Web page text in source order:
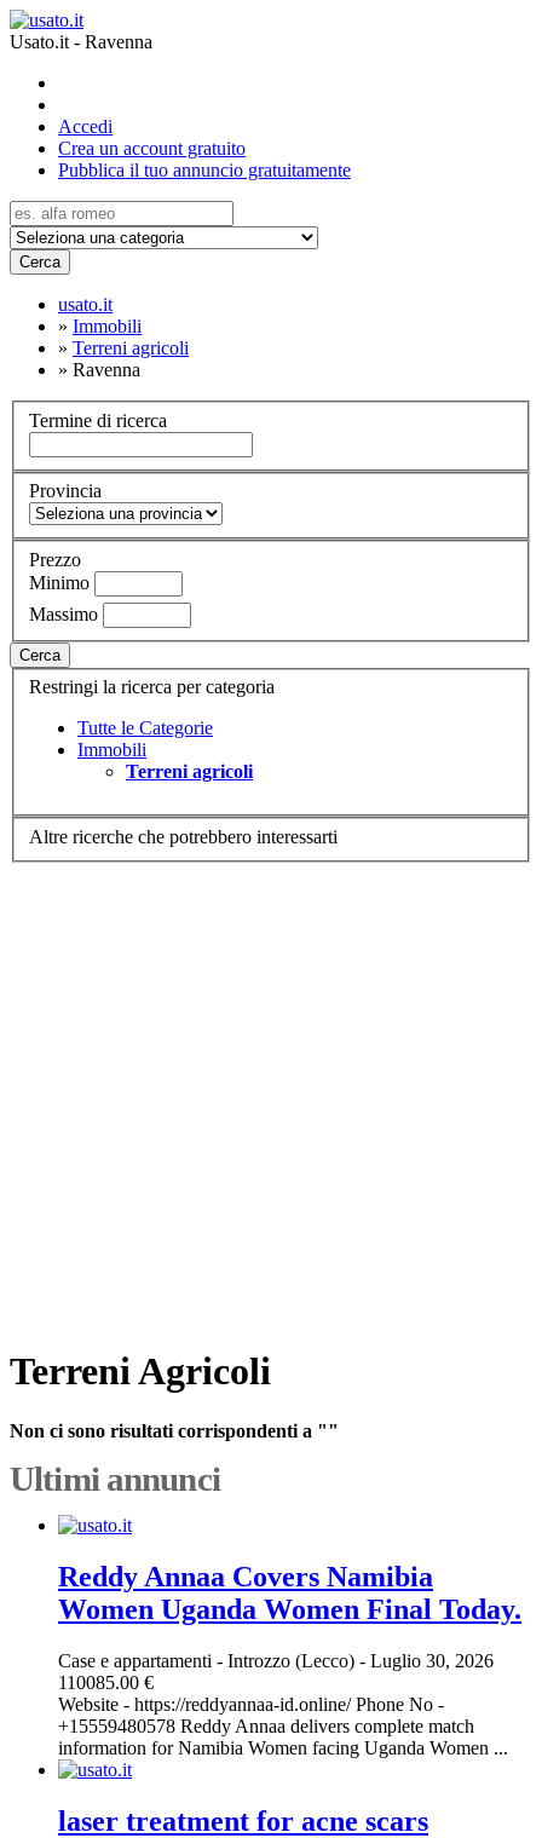
Usato.it - Ravenna
Accedi
Crea un account gratuito
Pubblica il tuo annuncio gratuitamente
Cerca
usato.it
» Immobili
» Terreni agricoli
» Ravenna
Termine di ricerca
Provincia
Prezzo
Minimo
Massimo
Cerca
Restringi la ricerca per categoria
Tutte le Categorie
Immobili
Terreni agricoli
Altre ricerche che potrebbero interessarti
Terreni Agricoli
Non ci sono risultati corrispondenti a ""
Ultimi annunci
Reddy Annaa Covers Namibia
Women Uganda Women Final Today.
Case e appartamenti - Introzzo (Lecco) - Luglio 30, 2026
110085.00 €
Website - https://reddyannaa-id.online/ Phone No -
+15559480578 Reddy Annaa delivers complete match
information for Namibia Women facing Uganda Women ...
laser treatment for acne scars​